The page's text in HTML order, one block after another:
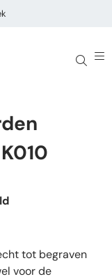
tot begraven
voor de